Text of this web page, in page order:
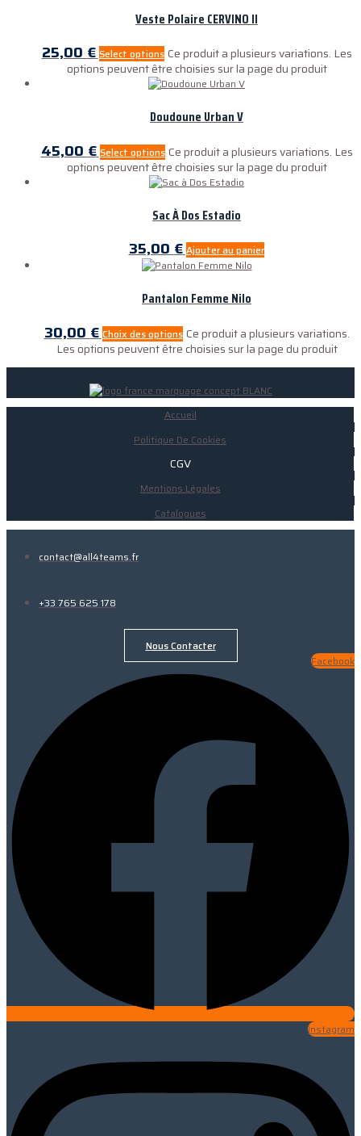
Veste Polaire CERVINO II
25,00€ Select options Ce produit a plusieurs variations. Les
options peuvent être choisies sur la page du produit
Doudoune Urban V
45,00 € Select options Ce produit a plusieurs variations. Les
options peuvent être choisies sur la page du produit
Sac À Dos Estadio
35,00€ Ajouter au panier
Pantalon Femme Nilo
30,00 € Choix des options Ce produit a plusieurs variations.
Les options peuvent être choisies sur la page du produit
Accueil
Politique De Cookies
CGV
Mentions Légales
Catalogues
contact@all4teams.fr
+33 765 625 178
Nous Contacter
Facebook
Instagram